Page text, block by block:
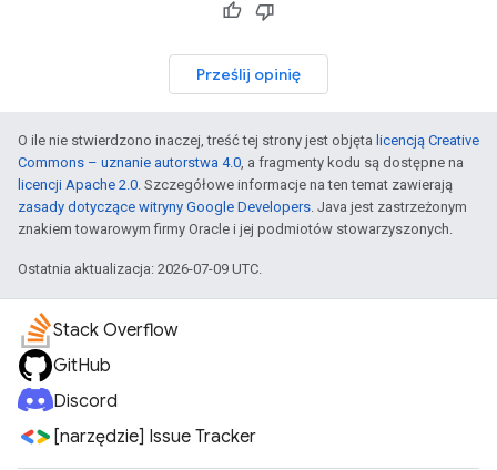
Prześlij opinię
O ile nie stwierdzono inaczej, treść tej strony jest objęta licencją Creative
Commons – uznanie autorstwa 4.0, a fragmenty kodu są dostępne na
licencji Apache 2.0. Szczegółowe informacje na ten temat zawierają
zasady dotyczące witryny Google Developers. Java jest zastrzeżonym
znakiem towarowym firmy Oracle i jej podmiotów stowarzyszonych.
Ostatnia aktualizacja: 2026-07-09 UTC.
Stack Overflow
GitHub
Discord
[narzędzie] Issue Tracker